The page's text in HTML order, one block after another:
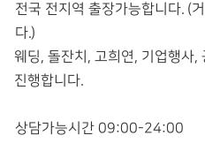
전국 전지역 출장가능합니다. (
다.)
웨딩, 돌잔치, 고희연, 기업행사,
진행합니다.
상담가능시간 09:00-24:00